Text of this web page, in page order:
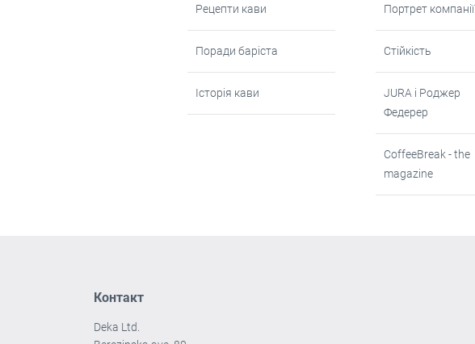
Рецепти кави
Поради баріста
Історія кави
Портрет компанії
Стійкість
JURA i Роджер
Федерер
CoffeeBreak - the
magazine
Контакт
Deka Ltd.